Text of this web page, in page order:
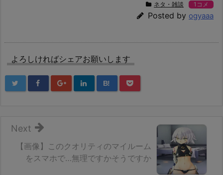
ネタ・雑談 1コメ
Posted by ogyaaa
よろしければシェアお願いします
B!
【画像】このクオリティのマイルーム
をスマホで…無理ですかそうですか
Next